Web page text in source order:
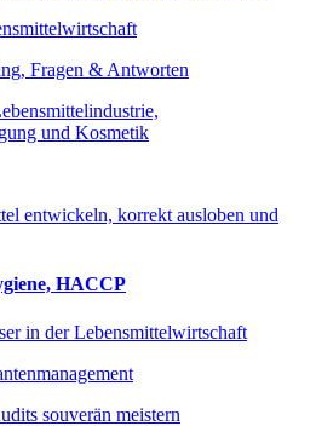
Fragen & Antworten
und Kosmetik
entwickeln, korrekt ausloben und
HACCP
in der Lebensmittelwirtschaft
souverän meistern